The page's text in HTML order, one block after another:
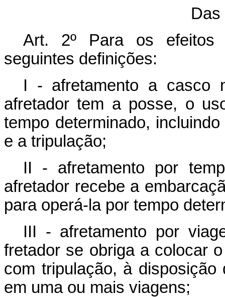
Das
Art. 2º Para os efeitos
seguintes definições:
I - afretamento a casco
afretador tem a posse, o
tempo determinado,
e a tripulação;
II - afretamento por
afretador recebe a
para operá-la por tempo
III - afretamento por
fretador se obriga a colocar
com tripulação, à
em uma ou mais viagens;